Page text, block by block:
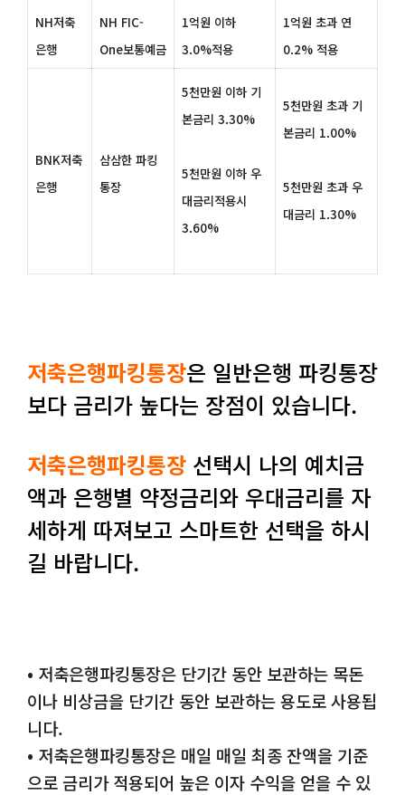
NH저축
은행
NH FIC-
One보통예금
1억원 이하
3.0%적용
1억원 초과 연
0.2% 적용
BNK저축
은행
삼삼한 파킹
통장
5천만원 이하 기
본금리 3.30%
5천만원 이하 우
대금리적용시
3.60%
5천만원 초과 기
본금리 1.00%
5천만원 초과 우
대금리 1.30%
저축은행파킹통장은 일반은행 파킹통장
보다 금리가 높다는 장점이 있습니다.
저축은행파킹통장 선택시 나의 예치금
액과 은행별 약정금리와 우대금리를 자
세하게 따져보고 스마트한 선택을 하시
길 바랍니다.
• 저축은행파킹통장은 단기간 동안 보관하는 목돈
이나 비상금을 단기간 동안 보관하는 용도로 사용됩
니다.
• 저축은행파킹통장은 매일 매일 최종 잔액을 기준
으로 금리가 적용되어 높은 이자 수익을 얻을 수 있